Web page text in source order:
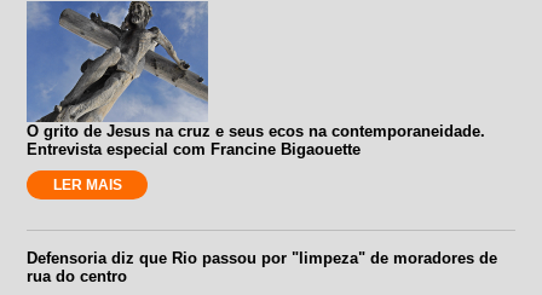
O grito de Jesus na cruz e seus ecos na contemporaneidade.
Entrevista especial com Francine Bigaouette
LER MAIS
Defensoria diz que Rio passou por "limpeza" de moradores de
rua do centro